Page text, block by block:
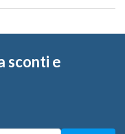
sconti e